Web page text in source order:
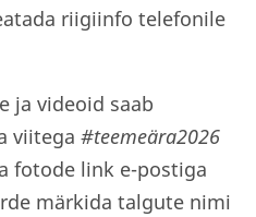
riigiinfo telefonile
ja videoid saab
viitega #teemeära2026
fotode link e-postiga
märkida talgute nimi